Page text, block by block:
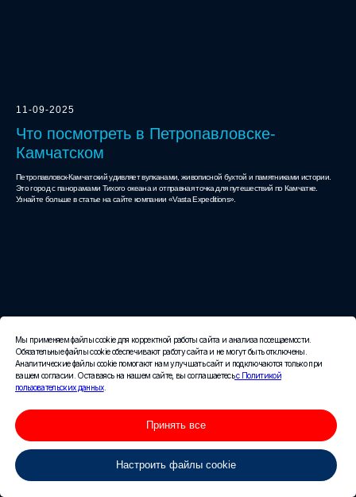
11-09-2025
Что посмотреть в Петропавловске-
Камчатском
Петропавловск-Камчатский удивляет вулканами, живописной бухтой и памятниками истории.
Это город с панорамами Тихого океана и отправная точка для путешествий по Камчатке.
Узнайте больше в статье на сайте компании «Vasta Expeditions».
Мы применяем файлы cookie для корректной работы сайта и анализа посещаемости.
Обязательные файлы cookie обеспечивают работу сайта и не могут быть отключены.
Аналитические файлы cookie помогают нам улучшать сайт и подключаются только при
вашем согласии. Оставаясь на нашем сайте, вы соглашаетесьс Политикой
пользовательских данных.
Принять все
Настроить файлы cookie